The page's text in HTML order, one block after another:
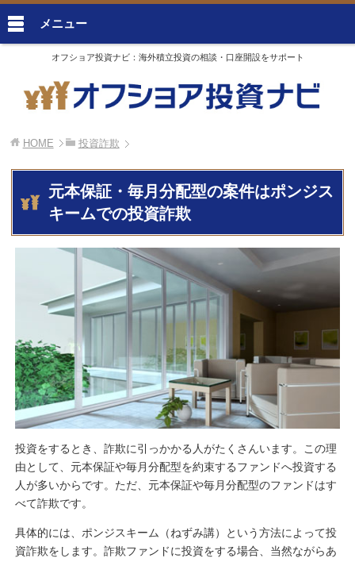
オフショア投資ナビ：海外積立投資の相談・口座開設をサポート
メニュー
HOME 投資詐欺
元本保証・毎月分配型の案件はポンジス
キームでの投資詐欺
投資をするとき、詐欺に引っかかる人がたくさんいます。この理
由として、元本保証や毎月分配型を約束するファンドへ投資する
人が多いからです。ただ、元本保証や毎月分配型のファンドはす
べて詐欺です。
具体的には、ポンジスキーム（ねずみ講）という方法によって投
資詐欺をします。詐欺ファンドに投資をする場合、当然ながらあ